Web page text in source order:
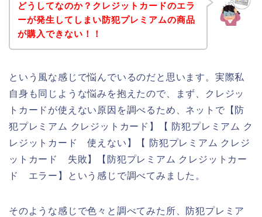
どうしてなのか？クレジットカードのエラ
ーが発生してしまい防犯プレミアムの商品
が購入できない！！
という風な感じで悩んでいるのだと思います。実際私
自身も同じような悩みを抱えたので、まず、クレジッ
トカードが使えない原因を調べるため、ネットで【防
犯プレミアム クレジットカード】【 防犯プレミアム ク
レジットカード 使えない】【 防犯プレミアム クレジ
ットカード 失敗】【防犯プレミアム クレジットカー
ド エラー】という感じで調べてみました。
そのような感じで色々と調べてみた所、防犯プレミア